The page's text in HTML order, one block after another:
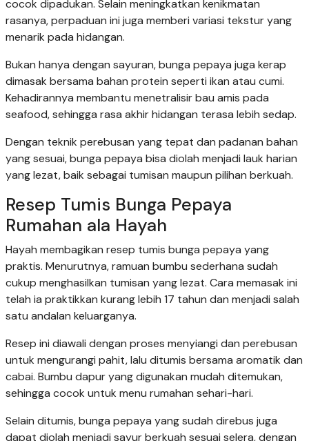
cocok dipadukan. Selain meningkatkan kenikmatan
rasanya, perpaduan ini juga memberi variasi tekstur yang
menarik pada hidangan.
Bukan hanya dengan sayuran, bunga pepaya juga kerap
dimasak bersama bahan protein seperti ikan atau cumi.
Kehadirannya membantu menetralisir bau amis pada
seafood, sehingga rasa akhir hidangan terasa lebih sedap.
Dengan teknik perebusan yang tepat dan padanan bahan
yang sesuai, bunga pepaya bisa diolah menjadi lauk harian
yang lezat, baik sebagai tumisan maupun pilihan berkuah.
Resep Tumis Bunga Pepaya
Rumahan ala Hayah
Hayah membagikan resep tumis bunga pepaya yang
praktis. Menurutnya, ramuan bumbu sederhana sudah
cukup menghasilkan tumisan yang lezat. Cara memasak ini
telah ia praktikkan kurang lebih 17 tahun dan menjadi salah
satu andalan keluarganya.
Resep ini diawali dengan proses menyiangi dan perebusan
untuk mengurangi pahit, lalu ditumis bersama aromatik dan
cabai. Bumbu dapur yang digunakan mudah ditemukan,
sehingga cocok untuk menu rumahan sehari-hari.
Selain ditumis, bunga pepaya yang sudah direbus juga
dapat diolah menjadi sayur berkuah sesuai selera, dengan